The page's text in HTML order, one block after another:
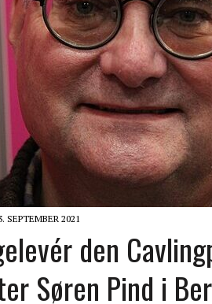
SEPTEMBER 2021
den
Søren Pind i